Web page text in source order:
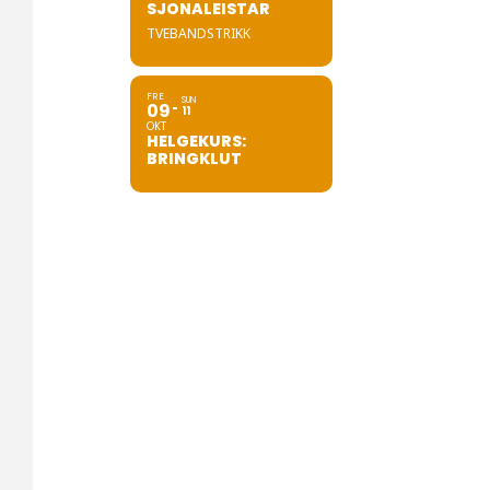
SJONALEISTAR
TVEBANDSTRIKK
FRE
09
OKT
SUN
11
HELGEKURS:
BRINGKLUT